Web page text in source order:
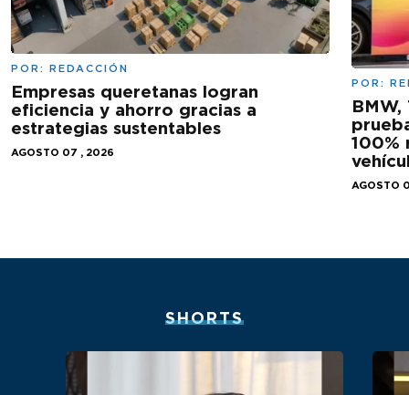
POR: REDACCIÓN
Empresas queretanas logran
eficiencia y ahorro gracias a
estrategias sustentables
AGOSTO 07 , 2026
POR:
100%
AGOSTO
SHORTS